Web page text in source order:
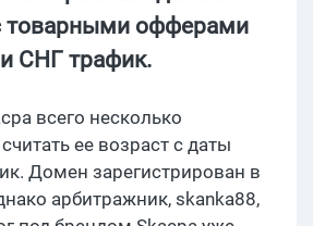
товарными офферами
СНГ трафик.
всего несколько
ее возраст с даты
Домен зарегистрирован в
арбитражник, skanka88,